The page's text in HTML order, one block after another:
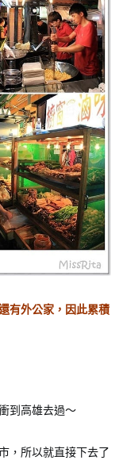
有外公家，因此累積
到高雄去過～
，所以就直接下去了